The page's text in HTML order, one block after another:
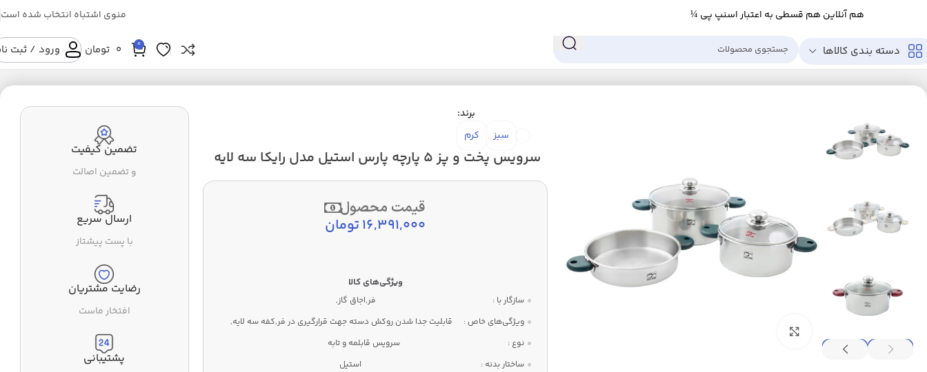
هم آنلاین هم قسطی به اعتبار اسنپ پی ¼ منوی اشتباه انتخاب شده است
دسته بندی کالاها 0
0 تومان ورود / ثبت
برند:
سبز
کرم
سرویس پخت و پز 5 پارچه پارس استیل مدل رایکا سه لایه
قیمت محصول
16,391,000تومان
سازگار با :
فر,اجاق گاز,
ویژگی‌های خاص :
قابلیت جدا شدن روکش دسته جهت قرارگیری در فر,کفه سه لایه,
نوع :
سرویس قابلمه و تابه
ساختار بدنه :
استیل
تضمین کیفیت
و تضمین اصالت
ارسال سریع
با پست پیشتاز
رضایت مشتریان
افتخار ماست
پشتیبانی